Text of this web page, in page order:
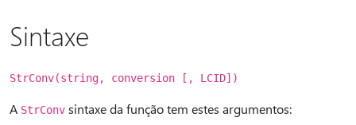
Sintaxe
StrConv(string, conversion [, LCID])
A StrConv sintaxe da função tem estes argumentos: